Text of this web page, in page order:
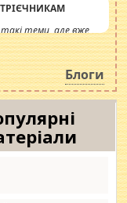
теми, але вже
інсенуації
Штучно
Блоги